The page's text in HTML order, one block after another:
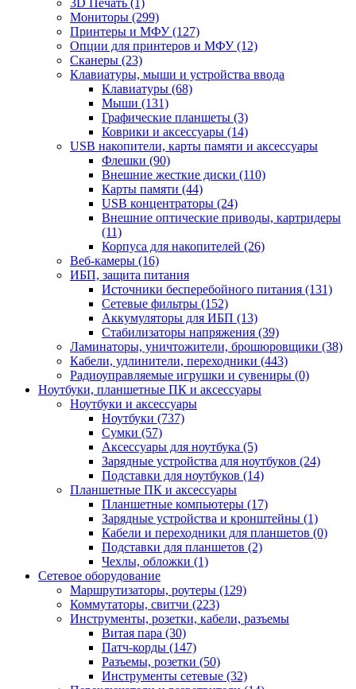
3D Печать (1)
Мониторы (299)
Принтеры и МФУ (127)
Опции для принтеров и МФУ (12)
Сканеры (23)
Клавиатуры, мыши и устройства ввода
Клавиатуры (68)
Мыши (131)
Графические планшеты (3)
Коврики и аксессуары (14)
USB накопители, карты памяти и аксессуары
Флешки (90)
Внешние жесткие диски (110)
Карты памяти (44)
USB концентраторы (24)
Внешние оптические приводы, картридеры
(11)
Корпуса для накопителей (26)
Веб-камеры (16)
ИБП, защита питания
Источники бесперебойного питания (131)
Сетевые фильтры (152)
Аккумуляторы для ИБП (13)
Стабилизаторы напряжения (39)
Ламинаторы, уничтожители, брошюровщики (38)
Кабели, удлинители, переходники (443)
Радиоуправляемые игрушки и сувениры (0)
Ноутбуки, планшетные ПК и аксессуары
Ноутбуки и аксессуары
Ноутбуки (737)
Сумки (57)
Аксессуары для ноутбука (5)
Зарядные устройства для ноутбуков (24)
Подставки для ноутбуков (14)
Планшетные ПК и аксессуары
Планшетные компьютеры (17)
Зарядные устройства и кронштейны (1)
Кабели и переходники для планшетов (0)
Подставки для планшетов (2)
Чехлы, обложки (1)
Сетевое оборудование
Маршрутизаторы, роутеры (129)
Коммутаторы, свитчи (223)
Инструменты, розетки, кабели, разъемы
Витая пара (30)
Патч-корды (147)
Разъемы, розетки (50)
Инструменты сетевые (32)